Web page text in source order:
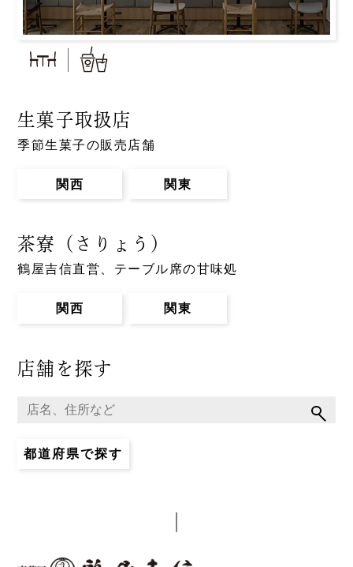
生菓子取扱店
季節生菓子の販売店舗
関西 関東
茶寮（さりょう）
鶴屋吉信直営、テーブル席の甘味処
関西 関東
店舗を探す
都道府県で探す